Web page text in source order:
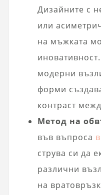
Дизайните с
или
на мъжката
модерни
форми
контраст
Метод на
във въпроса
струва си да
различни
на